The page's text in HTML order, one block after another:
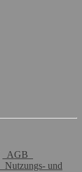
AGB
Nutzungs- und